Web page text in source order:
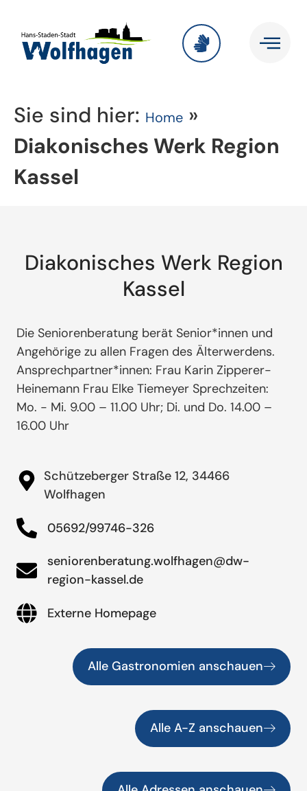
Sie sind hier: Home »
Diakonisches Werk Region
Kassel
Diakonisches Werk Region
Kassel
Die Seniorenberatung berät Senior*innen und
Angehörige zu allen Fragen des Älterwerdens.
Ansprechpartner*innen: Frau Karin Zipperer-
Heinemann Frau Elke Tiemeyer Sprechzeiten:
Mo. - Mi. 9.00 – 11.00 Uhr; Di. und Do. 14.00 –
16.00 Uhr
Schützeberger Straße 12, 34466
Wolfhagen
05692/99746-326
seniorenberatung.wolfhagen@dw-
region-kassel.de
Externe Homepage
Alle Gastronomien anschauen
Alle A-Z anschauen